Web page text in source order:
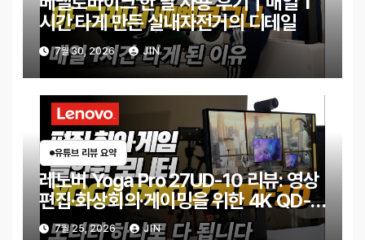
시간 타게 만든 실내자전거의 디테일
7월 30, 2026 JIN
유튜브 리뷰 요약
레노버 Yoga Pro 27UD-10 리뷰: 영상
편집·화상회의·게이밍을 위한 4K QD-
OLED 모니터
7월 25, 2026 JIN